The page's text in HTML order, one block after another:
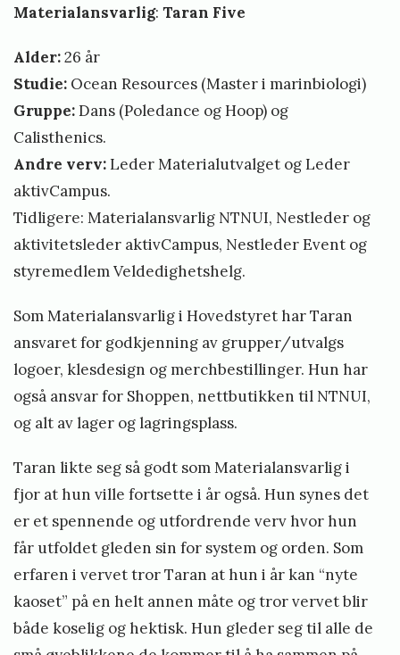
Materialansvarlig: Taran Five
Alder:26 år
Studie: Ocean Resources (Master i marinbiologi)
Gruppe:Dans (Poledance og Hoop) og
Calisthenics.
Andre verv:Leder Materialutvalget og Leder
aktivCampus.
Tidligere: Materialansvarlig NTNUI, Nestleder og
aktivitetsleder aktivCampus, Nestleder Event og
styremedlem Veldedighetshelg.
Som Materialansvarlig i Hovedstyret har Taran
ansvaret for godkjenning av grupper/utvalgs
logoer, klesdesign og merchbestillinger. Hun har
også ansvar for Shoppen, nettbutikken til NTNUI,
og alt av lager og lagringsplass.
Taran likte seg så godt som Materialansvarlig i
fjor at hun ville fortsette i år også. Hun synes det
er et spennende og utfordrende verv hvor hun
får utfoldet gleden sin for system og orden. Som
erfaren i vervet tror Taran at hun i år kan “nyte
kaoset” på en helt annen måte og tror vervet blir
både koselig og hektisk. Hun gleder seg til alle de